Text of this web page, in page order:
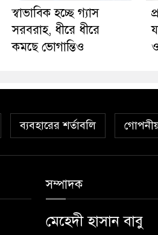
স্বাভাবিক হচ্ছে গ্যাস
সরবরাহ, ধীরে ধীরে
কমছে ভোগান্তিও
ব্যবহারের শর্তাবলি
সম্পাদক
মেহেদী হাসান বাবু